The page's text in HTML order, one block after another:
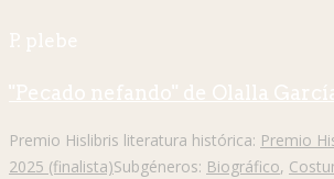
P. plebe
"Pecado nefando" de Olalla
Premio Hislibris literatura histórica: Premio
2025 (finalista)Subgéneros: Biográfico,